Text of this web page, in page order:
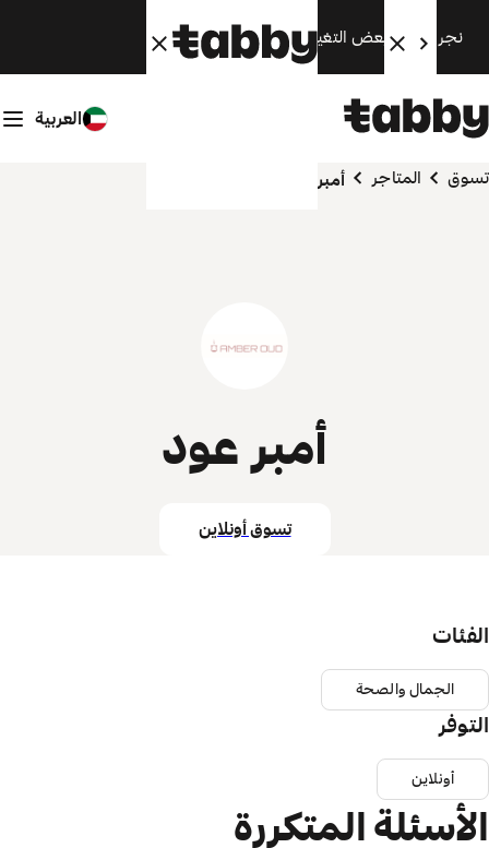
نجري الآن بعض التغييرات. سنعود قريبًا.
العربية
تسوق المتاجر أمبر عود
أمبر عود
تسوق أونلاين
الفئات
الجمال والصحة
التوفر
أونلاين
الأسئلة المتكررة